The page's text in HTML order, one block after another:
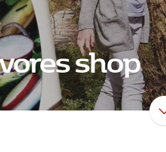
shop